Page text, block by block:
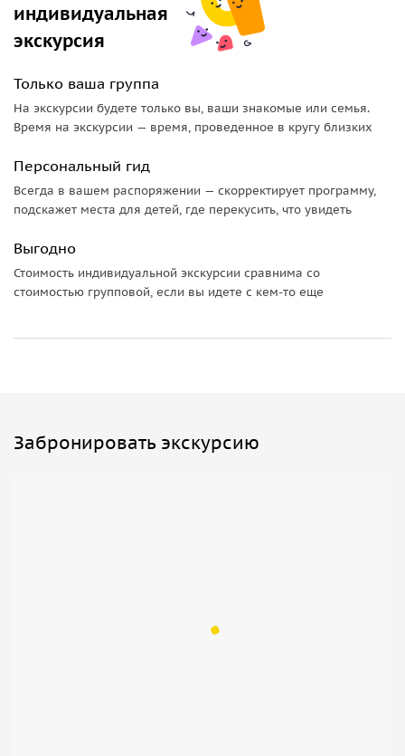
индивидуальная
экскурсия
Только ваша группа
На экскурсии будете только вы, ваши знакомые или семья.
Время на экскурсии — время, проведенное в кругу близких
Персональный гид
Всегда в вашем распоряжении — скорректирует программу,
подскажет места для детей, где перекусить, что увидеть
Выгодно
Стоимость индивидуальной экскурсии сравнима со
стоимостью групповой, если вы идете с кем-то еще
Забронировать экскурсию